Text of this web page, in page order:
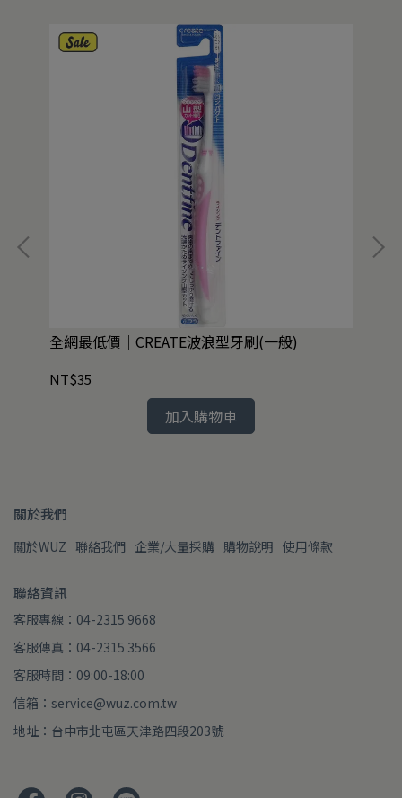
全網最低價｜CREATE波浪型牙刷(一般)
NT$35
加入購物車
關於我們
關於WUZ 聯絡我們 企業/大量採購 購物說明 使用條款
聯絡資訊
客服專線：04-2315 9668
客服傳真：04-2315 3566
客服時間：09:00-18:00
信箱：service@wuz.com.tw
地址：台中市北屯區天津路四段203號